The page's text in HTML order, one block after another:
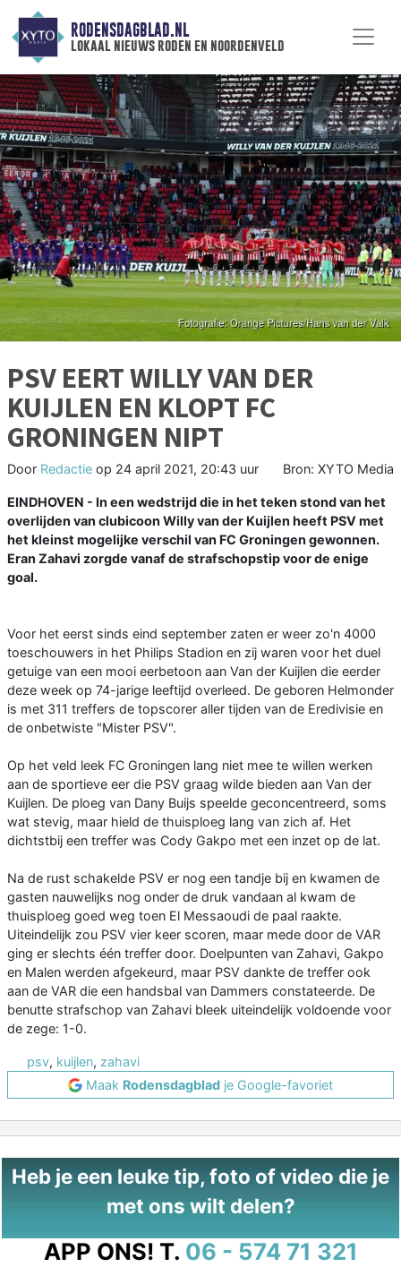
RODENSDAGBLAD.NL
lokaal nieuws roden en noordenveld
PSV EERT WILLY VAN DER
KUIJLEN EN KLOPT FC
GRONINGEN NIPT
Door Redactie op 24 april 2021, 20:43 uur Bron: XYTO Media
EINDHOVEN - In een wedstrijd die in het teken stond van het
overlijden van clubicoon Willy van der Kuijlen heeft PSV met
het kleinst mogelijke verschil van FC Groningen gewonnen.
Eran Zahavi zorgde vanaf de strafschopstip voor de enige
goal.
Voor het eerst sinds eind september zaten er weer zo'n 4000
toeschouwers in het Philips Stadion en zij waren voor het duel
getuige van een mooi eerbetoon aan Van der Kuijlen die eerder
deze week op 74-jarige leeftijd overleed. De geboren Helmonder
is met 311 treffers de topscorer aller tijden van de Eredivisie en
de onbetwiste "Mister PSV".
Op het veld leek FC Groningen lang niet mee te willen werken
aan de sportieve eer die PSV graag wilde bieden aan Van der
Kuijlen. De ploeg van Dany Buijs speelde geconcentreerd, soms
wat stevig, maar hield de thuisploeg lang van zich af. Het
dichtstbij een treffer was Cody Gakpo met een inzet op de lat.
Na de rust schakelde PSV er nog een tandje bij en kwamen de
gasten nauwelijks nog onder de druk vandaan al kwam de
thuisploeg goed weg toen El Messaoudi de paal raakte.
Uiteindelijk zou PSV vier keer scoren, maar mede door de VAR
ging er slechts één treffer door. Doelpunten van Zahavi, Gakpo
en Malen werden afgekeurd, maar PSV dankte de treffer ook
aan de VAR die een handsbal van Dammers constateerde. De
benutte strafschop van Zahavi bleek uiteindelijk voldoende voor
de zege: 1-0.
psv, kuijlen, zahavi
Maak Rodensdagblad je Google-favoriet
Heb je een leuke tip, foto of video die je
met ons wilt delen?
APP ONS! T. 06 - 574 71 321